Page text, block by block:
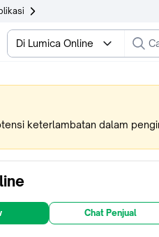
Di Lumica Online
keterlambatan dalam
Chat Penjual